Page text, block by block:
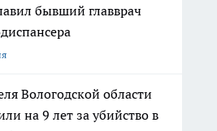
бывший главврач
Вологодской области
на 9 лет за убийство в